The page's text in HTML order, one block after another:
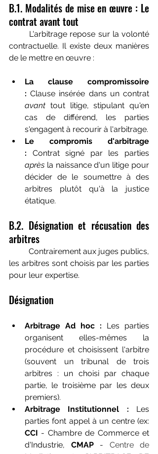
B.1. Modalités de mise en œuvre : Le
contrat avant tout
contractuelle. Il existe deux manières
de le mettre en œuvre :
La clause compromissoire
:
avant tout litige, stipulant qu'en
cas de différend, les parties
s'engagent à recourir à l'arbitrage.
Le compromis d'arbitrage
:
après la naissance d'un litige pour
décider de le soumettre à des
arbitres plutôt qu'à la justice
étatique.
B.2. Désignation et récusation des
arbitres
les arbitres sont choisis par les parties
pour leur expertise.
Désignation
Arbitrage Ad hoc : Les parties
organisent elles-mêmes la
procédure et choisissent l'arbitre
(souvent un tribunal de trois
arbitres : un choisi par chaque
partie, le troisième par les deux
premiers).
Arbitrage Institutionnel : Les
CCI - Chambre de Commerce et
d'Industrie, CMAP - Centre de